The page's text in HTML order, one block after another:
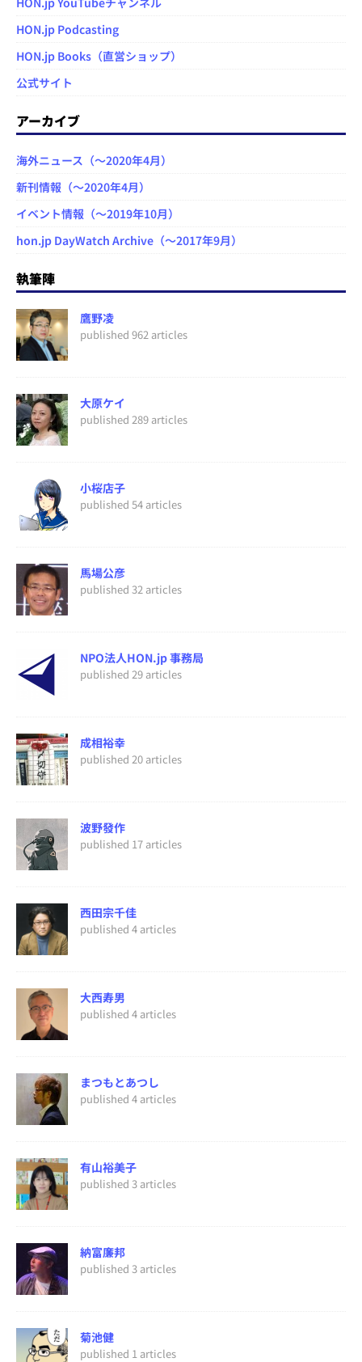
HON.jp Podcasting
HON.jp Books（直営ショップ）
公式サイト
アーカイブ
海外ニュース（～2020年4月）
新刊情報（～2020年4月）
イベント情報（～2019年10月）
hon.jp DayWatch Archive（～2017年9月）
執筆陣
鷹野凌
published 962 articles
大原ケイ
published 289 articles
小桜店子
published 54 articles
馬場公彦
published 32 articles
NPO法人HON.jp 事務局
published 29 articles
成相裕幸
published 20 articles
波野發作
published 17 articles
西田宗千佳
published 4 articles
大西寿男
published 4 articles
まつもとあつし
published 4 articles
有山裕美子
published 3 articles
納富廉邦
published 3 articles
菊池健
published 1 articles